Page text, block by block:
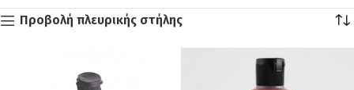
Προβολή πλευρικής στήλης